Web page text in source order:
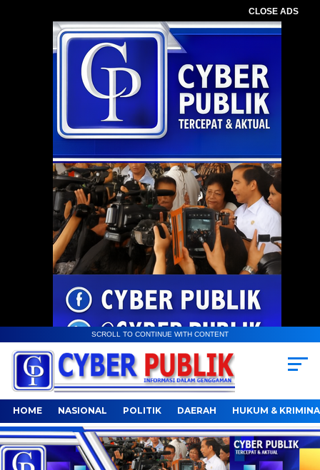
CLOSE ADS
SCROLL TO CONTINUE WITH CONTENT
HOME NASIONAL POLITIK DAERAH HUKUM &